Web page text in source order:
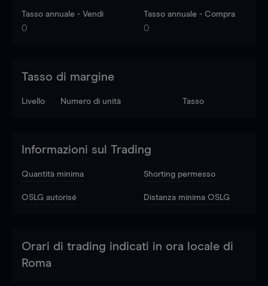
Tasso annuale - Vendi
0
Tasso annuale - Compra
0
Tasso di margine
Livello Numero di unità Tasso
Informazioni sul Trading
Quantità minima Shorting permesso
OSLG autorisé Distanza minima OSLG
Orari di trading indicati in ora locale di
Roma